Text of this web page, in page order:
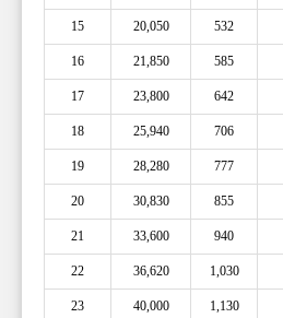
15 20,050 532
16 21,850 585
17 23,800 642
18 25,940 706
19 28,280 777
20 30,830 855
21 33,600 940
22 36,620 1,030
23 40,000 1,130